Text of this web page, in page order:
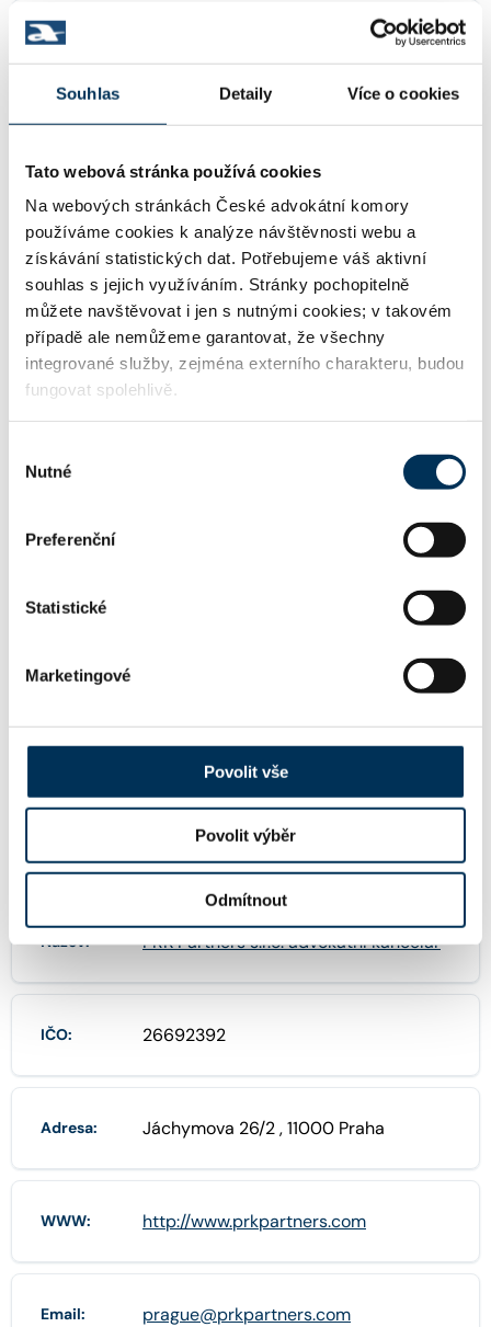
Souhlas Detaily Více o cookies
Tato webová stránka používá cookies
Na webových stránkách České advokátní komory
používáme cookies k analýze návštěvnosti webu a
získávání statistických dat. Potřebujeme váš aktivní
souhlas s jejich využíváním. Stránky pochopitelně
můžete navštěvovat i jen s nutnými cookies; v takovém
případě ale nemůžeme garantovat, že všechny
integrované služby, zejména externího charakteru, budou
fungovat spolehlivě.
souhlasu
Nutné
Preferenční
Statistické
Marketingové
Povolit vše
Povolit výběr
Odmítnout
05 bankovní právo, kapitálové trhy
21 ochrana průmyslového a duševního
36 ochrana hospodářské soutěže
60 právo švýcarské
Stav:
KONTAKT
FIRMA
Název: PRK Partners s.r.o. advokátní kancelář
IČO: 26692392
Adresa: Jáchymova 26/2 , 11000 Praha
WWW: http://www.prkpartners.com
Email: prague@prkpartners.com